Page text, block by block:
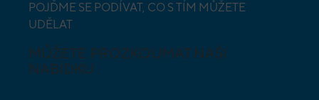
POJĎME SE PODÍVAT, CO S TÍM MŮŽETE
UDĚLAT
MŮŽETE PROZKOUMAT NAŠI
NABÍDKU